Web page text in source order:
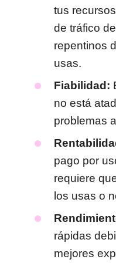
tus
de tráfico
repentinos
usas.
Fiabilidad:
no está
problemas
pago por
requiere
los usas o
rápidas
mejores